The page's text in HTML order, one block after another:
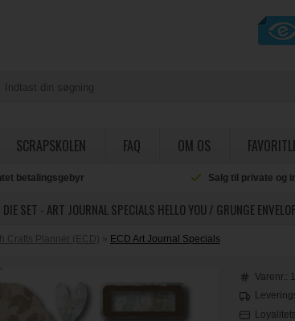
SCRAPSKOLEN FAQ OM OS
betalingsgebyr Salg til private og
SET - ART JOURNAL SPECIALS HELLO YOU / GRUNGE
Crafts Planner (ECD) » ECD Art Journal Specials
Varenr.: